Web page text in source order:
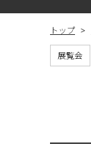
トップ >
展覧会